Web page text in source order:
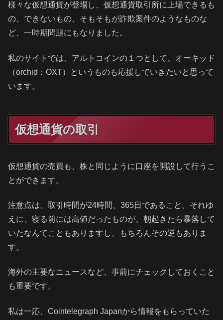
様々な仮想通貨が登場し、仮想通貨取引所に上場できるも
の、できないもの、そもそもが詐欺案件のようなものな
ど、一時期問題にもなりました。
私のサイトでは、アルトコインの１つとして、オーキッド
（orchid：OXT）というものも応援していきたいと思って
います。
仮想通貨の取引
仮想通貨の売買も、株と同じように口座を開設して行うこ
とができます。
注意点は、取引時間が24時間、365日であること。それゆ
えに、寝る前には高値だったものが、朝起きたら暴落して
いたなんてこともありますし、もちろんその逆もありま
す。
海外の主要なニュースなど、事前にチェックしておくこと
も重要です。
私は一応、Cointelegraph Japanから情報をもらっていた